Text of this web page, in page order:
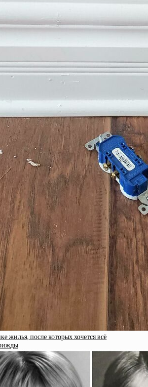
жилья, после которых хочется всё